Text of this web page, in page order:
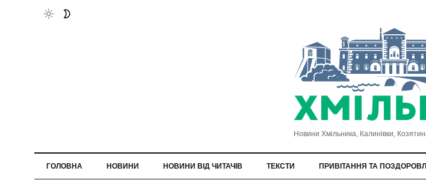
Новини Хмільника, Калинівки,
ГОЛОВНА НОВИНИ НОВИНИ ВІД ЧИТАЧІВ ТЕКСТИ ПРИВІТАННЯ ТА